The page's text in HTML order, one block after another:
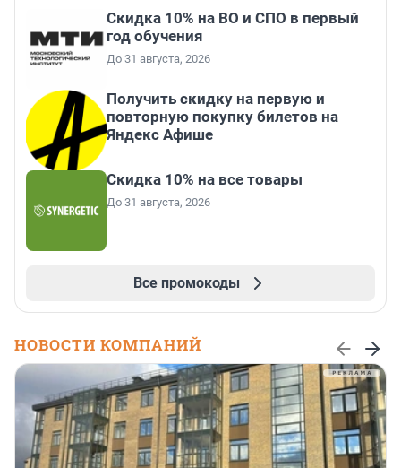
Скидка 10% на ВО и СПО в первый
год обучения
До 31 августа, 2026
Получить скидку на первую и
повторную покупку билетов на
Яндекс Афише
Скидка 10% на все товары
До 31 августа, 2026
Все промокоды
НОВОСТИ КОМПАНИЙ